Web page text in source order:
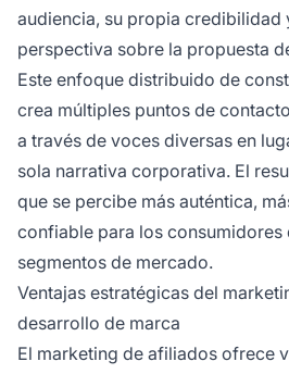
audiencia, su propia credibilidad
perspectiva sobre la propuesta
Este enfoque distribuido de
crea múltiples puntos de
a través de voces diversas en
sola narrativa corporativa. El
que se percibe más auténtica,
confiable para los consumidores
segmentos de mercado.
Ventajas estratégicas del
desarrollo de marca
El marketing de afiliados ofrece